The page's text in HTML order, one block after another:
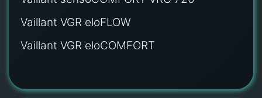
Vaillant VGR eloFLOW
Vaillant VGR eloCOMFORT